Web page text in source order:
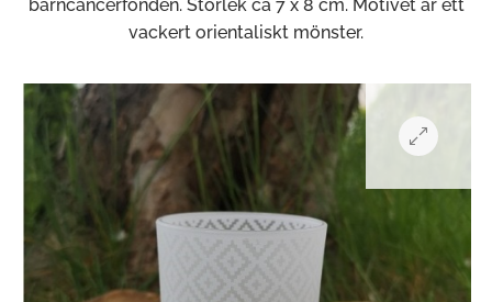
barncancerfonden. Storlek ca 7 x 8 cm. Motivet är ett
vackert orientaliskt mönster.